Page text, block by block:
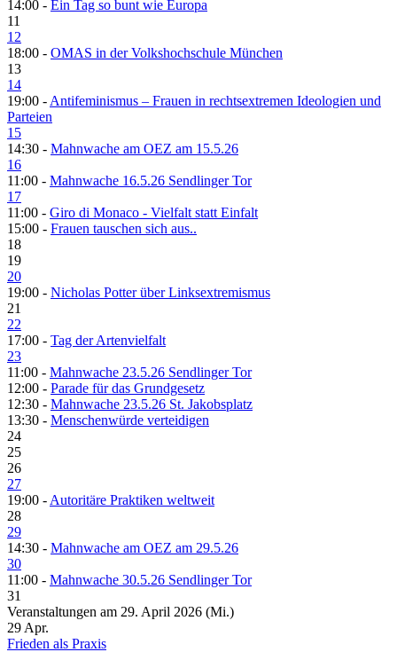
14:00 - Ein Tag so bunt wie Europa
11
12
18:00 - OMAS in der Volkshochschule München
13
14
19:00 -Antifeminismus – Frauen in rechtsextremen Ideologien und
Parteien
15
14:30 - Mahnwache am OEZ am 15.5.26
16
11:00 - Mahnwache 16.5.26 Sendlinger Tor
17
11:00 - Giro di Monaco - Vielfalt statt Einfalt
15:00 - Frauen tauschen sich aus..
18
19
20
19:00 - Nicholas Potter über Linksextremismus
21
22
17:00 - Tag der Artenvielfalt
23
11:00 - Mahnwache 23.5.26 Sendlinger Tor
12:00 - Parade für das Grundgesetz
12:30 - Mahnwache 23.5.26 St. Jakobsplatz
13:30 - Menschenwürde verteidigen
24
25
26
27
19:00 -Autoritäre Praktiken weltweit
28
29
14:30 - Mahnwache am OEZ am 29.5.26
30
11:00 - Mahnwache 30.5.26 Sendlinger Tor
31
Veranstaltungen am 29. April 2026 (Mi.)
29Apr.
Frieden als Praxis